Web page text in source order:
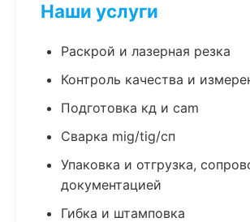
Наши услуги
Раскрой и лазерная резка
Контроль качества и
Подготовка кд и cam
Сварка mig/tig/сп
Упаковка и отгрузка,
документацией
Гибка и штамповка